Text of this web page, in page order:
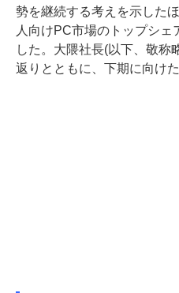
勢を継続する考えを示した
人向けPC市場のトップシ
した。大隈社長(以下、敬称
返りとともに、下期に向け